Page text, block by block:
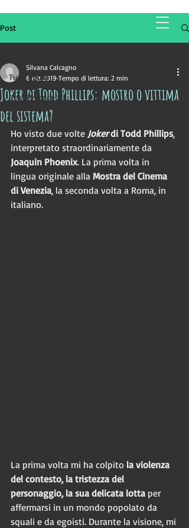
Silvana Calcagno
Post
Tutti i post
Post Precedenti
Joker di Todd Phillips: mostro o vittima
del sistema?
Silvana Calcagno
6 ott 2019 Tempo di lettura: 2 min
Ho visto due volte Joker di Todd Phillips,
interpretato straordinariamente da
Joaquin Phoenix. La prima volta in
lingua originale alla Mostra del Cinema
di Venezia, la seconda volta a Roma, in
italiano.
La prima volta mi ha colpito la violenza
del contesto, la tristezza del
personaggio, la sua delicata lotta per
affermarsi in un mondo popolato da
squali e da egoisti. Durante la visione, mi